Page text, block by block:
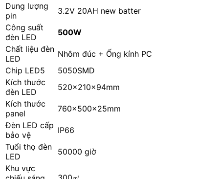
Dung lượng
pin
3.2V 20AH new batter
Công suất
đèn LED
500W
Chất liệu đèn
LED
Nhôm đúc + Ống kính PC
Chip LED5
5050SMD
Kích thước
đèn LED
520x210x94mm
Kích thước
panel
760x500x25mm
Đèn LED cấp
bảo vệ
IP66
Tuổi thọ đèn
LED
50000 giờ
Khu vực